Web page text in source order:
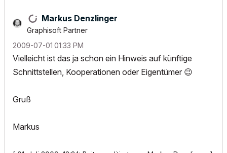
Markus Denzlinger
Graphisoft Partner
‎2009-07-01 01:33 PM
Vielleicht ist das ja schon ein Hinweis auf künftige
Schnittstellen, Kooperationen oder Eigentümer 😉
Gruß
Markus